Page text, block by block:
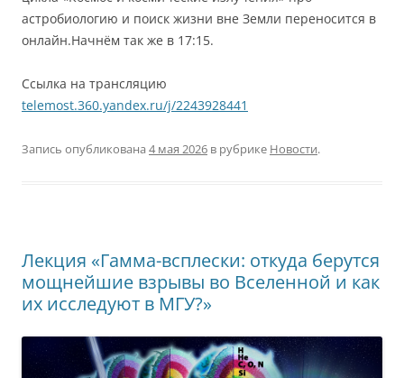
астробиологию и поиск жизни вне Земли переносится в
онлайн.Начнём так же в 17:15.
Ссылка на трансляцию
telemost.360.yandex.ru/j/2243928441
Запись опубликована 4 мая 2026 в рубрике Новости.
Лекция «Гамма-всплески: откуда берутся
мощнейшие взрывы во Вселенной и как
их исследуют в МГУ?»